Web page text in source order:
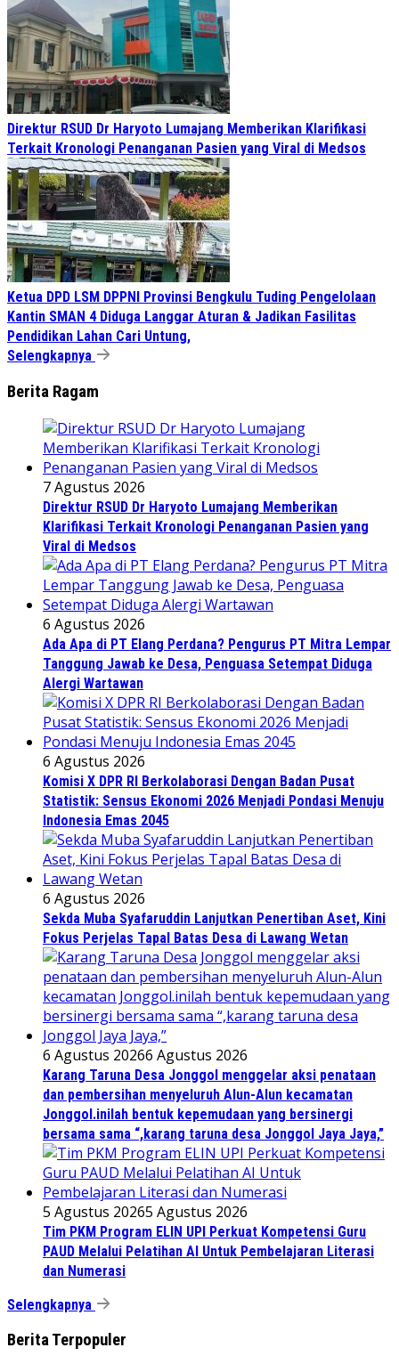
Direktur RSUD Dr Haryoto Lumajang Memberikan Klarifikasi
Terkait Kronologi Penanganan Pasien yang Viral di Medsos
Ketua DPD LSM DPPNI Provinsi Bengkulu Tuding Pengelolaan
Kantin SMAN 4 Diduga Langgar Aturan & Jadikan Fasilitas
Pendidikan Lahan Cari Untung,
Selengkapnya
Berita Ragam
7 Agustus 2026
Direktur RSUD Dr Haryoto Lumajang Memberikan
Klarifikasi Terkait Kronologi Penanganan Pasien yang
Viral di Medsos
6 Agustus 2026
Ada Apa di PT Elang Perdana? Pengurus PT Mitra Lempar
Tanggung Jawab ke Desa, Penguasa Setempat Diduga
Alergi Wartawan
6 Agustus 2026
Komisi X DPR RI Berkolaborasi Dengan Badan Pusat
Statistik: Sensus Ekonomi 2026 Menjadi Pondasi Menuju
Indonesia Emas 2045
6 Agustus 2026
Sekda Muba Syafaruddin Lanjutkan Penertiban Aset, Kini
Fokus Perjelas Tapal Batas Desa di Lawang Wetan
6 Agustus 20266 Agustus 2026
Karang Taruna Desa Jonggol menggelar aksi penataan
dan pembersihan menyeluruh Alun-Alun kecamatan
Jonggol.inilah bentuk kepemudaan yang bersinergi
bersama sama “,karang taruna desa Jonggol Jaya Jaya,”
5 Agustus 20265 Agustus 2026
Tim PKM Program ELIN UPI Perkuat Kompetensi Guru
PAUD Melalui Pelatihan AI Untuk Pembelajaran Literasi
dan Numerasi
Selengkapnya
Berita Terpopuler